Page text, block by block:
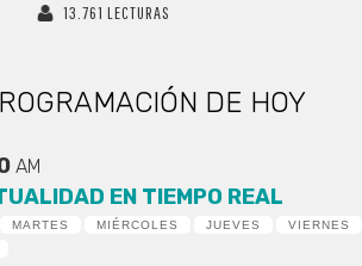
13.761 LECTURAS
DE HOY
AM
EN TIEMPO REAL
MARTES MIÉRCOLES JUEVES
VIERNES